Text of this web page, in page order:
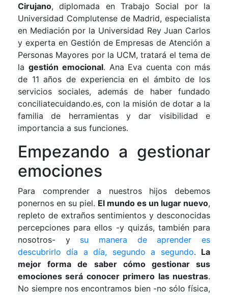
Cirujano, diplomada en Trabajo Social por la
Universidad Complutense de Madrid, especialista
en Mediación por la Universidad Rey Juan Carlos
y experta en Gestión de Empresas de Atención a
Personas Mayores por la UCM, tratará el tema de
la gestión emocional. Ana Eva cuenta con más
de 11 años de experiencia en el ámbito de los
servicios sociales, además de haber fundado
conciliatecuidando.es, con la misión de dotar a la
familia de herramientas y dar visibilidad e
importancia a sus funciones.
Empezando a gestionar
emociones
Para comprender a nuestros hijos debemos
ponernos en su piel. El mundo es un lugar nuevo,
repleto de extraños sentimientos y desconocidas
percepciones para ellos -y quizás, también para
nosotros- y su manera de aprender es
descubrirlo día a día, segundo a segundo. La
mejor forma de saber cómo gestionar sus
emociones será conocer primero las nuestras.
No siempre nos encontramos bien -no sólo física,